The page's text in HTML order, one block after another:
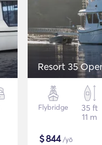
Resort 35
Flybridge
35 ft
11 m
$844/yö